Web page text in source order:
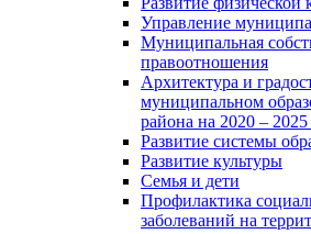
Управление
Муниципальная
правоотношения
Архитектура и
муниципальном
района на 2020 –
Развитие системы
Развитие культуры
Семья и дети
Профилактика
заболеваний на